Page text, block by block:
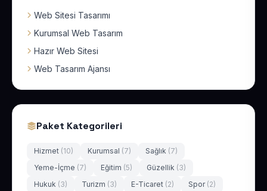
Web Sitesi Tasarımı
Kurumsal Web Tasarım
Hazır Web Sitesi
Web Tasarım Ajansı
Paket Kategorileri
Hizmet (10) Kurumsal (7) Sağlık (7)
Yeme-İçme (7) Eğitim (5) Güzellik (3)
Hukuk (3) Turizm (3) E-Ticaret (2) Spor (2)